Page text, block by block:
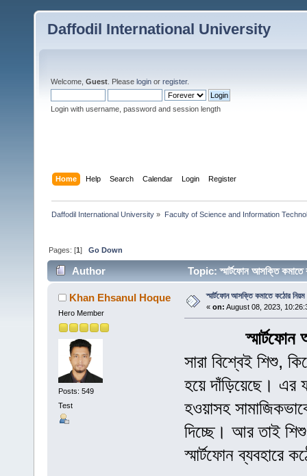
Daffodil International University
Welcome, Guest . Please login or register.
Login with username, password and session length
Home Help Search Calendar Login Register
Daffodil International University » Faculty of Science and Information
Pages: [1]Go Down
Author Topic: স্মার্টফোন আসক্তি
Khan Ehsanul Hoque
Hero Member
Posts: 549
Test
স্মার্টফোন আসক্তি কমাতে কঠোর নিয়ম
« on: August 08, 2023,
সারা বিশ্বেই শিশু,
হয়ে দাঁড়িয়েছে। এর
হওয়াসহ
দিচ্ছে। আর তাই
স্মার্টফোন ব্যবহারে